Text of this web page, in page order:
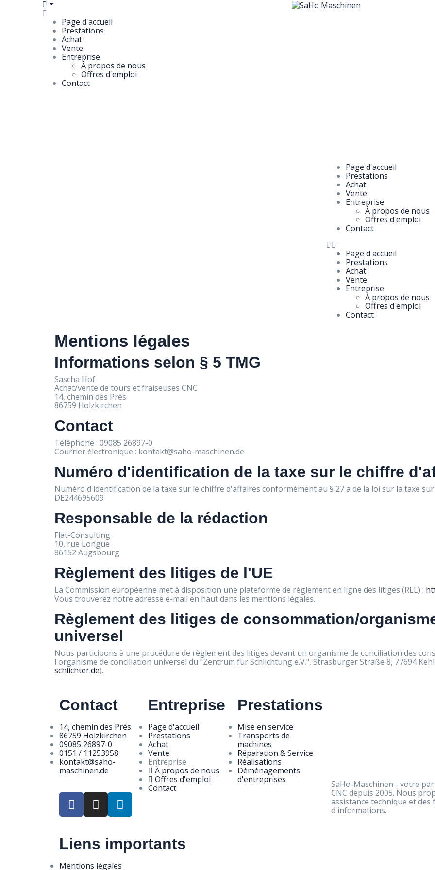
Page d'accueil
Prestations
Achat
Vente
Entreprise
À propos de nous
Offres d'emploi
Contact
Page d'accueil
Prestations
Achat
Vente
Entreprise
À propos de nous
Offres d'emploi
Contact
Page d'accueil
Prestations
Achat
Vente
Entreprise
À propos de nous
Offres d'emploi
Contact
Mentions légales
Informations selon § 5 TMG
Sascha Hof
Achat/vente de tours et fraiseuses CNC
14, chemin des Prés
86759 Holzkirchen
Contact
Téléphone : 09085 26897-0
Courrier électronique : kontakt@saho-maschinen.de
Numéro d'identification de la taxe sur le chiffre
Numéro d'identification de la taxe sur le chiffre d'affaires conformément au § 27 a de la loi sur la taxe
DE244695609
Responsable de la rédaction
Flat-Consulting
10, rue Longue
86152 Augsbourg
Règlement des litiges de l'UE
La Commission européenne met à disposition une plateforme de règlement en ligne des litiges (RLL) :
Vous trouverez notre adresse e-mail en haut dans les mentions légales.
Règlement des litiges de consommation/
universel
Nous participons à une procédure de règlement des litiges devant un organisme de conciliation des
l'organisme de conciliation universel du "Zentrum für Schlichtung e.V.", Strasburger Straße 8, 77694
schlichter.de).
Contact
14, chemin des Prés
86759 Holzkirchen
09085 26897-0
0151 / 11253958
kontakt@saho-
maschinen.de
Entreprise
Page d'accueil
Prestations
Achat
Vente
Entreprise
À propos de nous
Offres d'emploi
Contact
Prestations
Mise en service
Transports de
machines
Réparation & Service
Réalisations
Déménagements
d'entreprises
Liens importants
Mentions légales
SaHo-Maschinen - votre
CNC depuis 2005. Nous
assistance technique et
d'informations.